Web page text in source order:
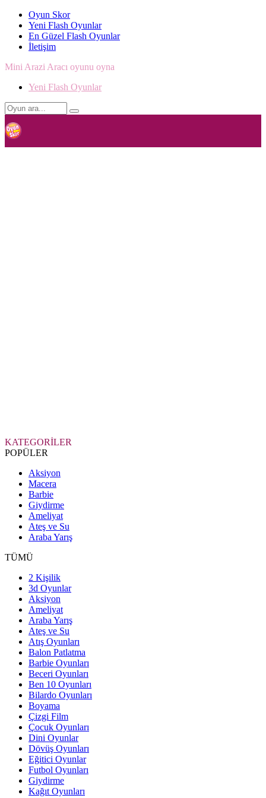
Oyun Skor
Yeni Flash Oyunlar
En Güzel Flash Oyunlar
İletişim
Mini Arazi Aracı oyunu oyna
Yeni Flash Oyunlar
KATEGORİLER
POPÜLER
Aksiyon
Macera
Barbie
Giydirme
Ameliyat
Ateş ve Su
Araba Yarış
TÜMÜ
2 Kişilik
3d Oyunlar
Aksiyon
Ameliyat
Araba Yarış
Ateş ve Su
Atış Oyunları
Balon Patlatma
Barbie Oyunları
Beceri Oyunları
Ben 10 Oyunları
Bilardo Oyunları
Boyama
Çizgi Film
Çocuk Oyunları
Dini Oyunlar
Dövüş Oyunları
Eğitici Oyunlar
Futbol Oyunları
Giydirme
Kağıt Oyunları